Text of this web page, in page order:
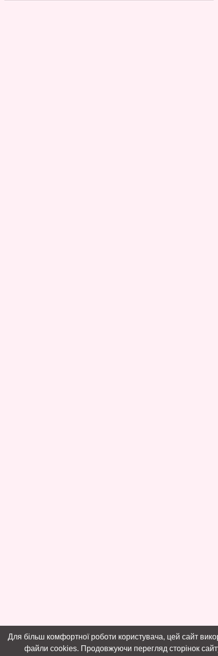
Для більш комфортної роботи користувача, цей сайт
файли cookies. Продовжуючи перегляд сторінок